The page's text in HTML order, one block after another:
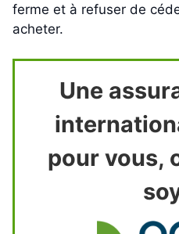
ferme et à refuser de
acheter.
Une
pour vous,